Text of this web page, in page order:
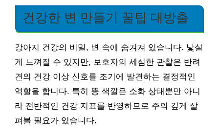
건강한 변 만들기 꿀팁 대방출
강아지 건강의 비밀, 변 속에 숨겨져 있습니다. 낯설
게 느껴질 수 있지만, 보호자의 세심한 관찰은 반려
견의 건강 이상 신호를 조기에 발견하는 결정적인
역할을 합니다. 특히 똥 색깔은 소화 상태뿐만 아니
라 전반적인 건강 지표를 반영하므로 주의 깊게 살
펴볼 필요가 있습니다.